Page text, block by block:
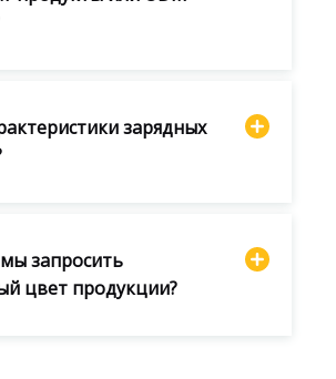
зарядных
запросить
цвет продукции?